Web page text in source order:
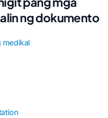
ng dokumento
medikal